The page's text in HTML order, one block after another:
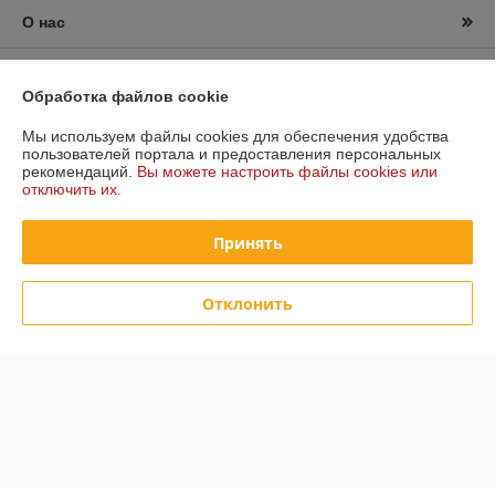
О нас
График работы
Политика обработки cookies
Обработка файлов cookie
Мы используем файлы cookies для обеспечения удобства
пользователей портала и предоставления персональных
рекомендаций. Вы можете настроить файлы cookies или
отключить их.
Принять
Отклонить